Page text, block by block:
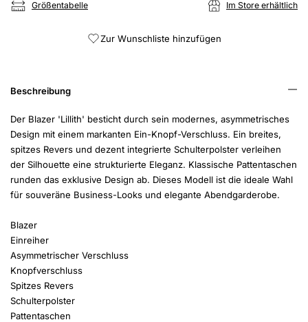
Größentabelle Im Store erhältlich
Zur Wunschliste hinzufügen
Beschreibung
Der Blazer 'Lillith' besticht durch sein modernes, asymmetrisches
Design mit einem markanten Ein-Knopf-Verschluss. Ein breites,
spitzes Revers und dezent integrierte Schulterpolster verleihen
der Silhouette eine strukturierte Eleganz. Klassische Pattentaschen
runden das exklusive Design ab. Dieses Modell ist die ideale Wahl
für souveräne Business-Looks und elegante Abendgarderobe.
Blazer
Einreiher
Asymmetrischer Verschluss
Knopfverschluss
Spitzes Revers
Schulterpolster
Pattentaschen